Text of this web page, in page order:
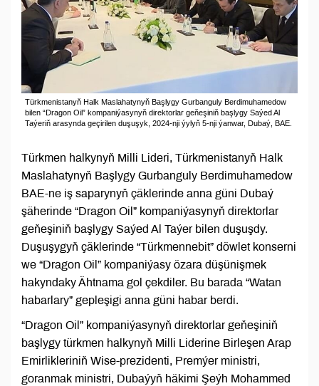
Türkmenistanyň Halk Maslahatynyň Başlygy Gurbanguly Berdimuhamedow
bilen “Dragon Oil” kompaniýasynyň direktorlar geňeşiniň başlygy Saýed Al
Taýeriň arasynda geçirilen duşuşyk, 2024-nji ýylyň 5-nji ýanwar, Dubaý, BAE.
Türkmen halkynyň Milli Lideri, Türkmenistanyň Halk
Maslahatynyň Başlygy Gurbanguly Berdimuhamedow
BAE-ne iş saparynyň çäklerinde anna güni Dubaý
şäherinde “Dragon Oil” kompaniýasynyň direktorlar
geňeşiniň başlygy Saýed Al Taýer bilen duşuşdy.
Duşuşygyň çäklerinde “Türkmennebit” döwlet konserni
we “Dragon Oil” kompaniýasy özara düşünişmek
hakyndaky Ähtnama gol çekdiler. Bu barada “Watan
habarlary” gepleşigi anna güni habar berdi.
“Dragon Oil” kompaniýasynyň direktorlar geňeşiniň
başlygy türkmen halkynyň Milli Liderine Birleşen Arap
Emirlikleriniň Wise-prezidenti, Premýer ministri,
goranmak ministri, Dubaýyň häkimi Şeýh Mohammed